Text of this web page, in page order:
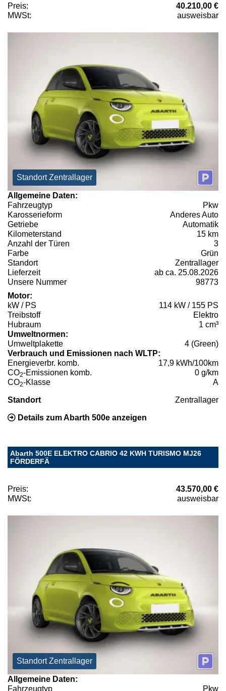
Preis:
40.210,00 €
MWSt:
ausweisbar
Standort Zentrallager
Allgemeine Daten:
Fahrzeugtyp
Pkw
Karosserieform
Anderes Auto
Getriebe
Automatik
Kilometerstand
15 km
Anzahl der Türen
3
Farbe
Grün
Standort
Zentrallager
Lieferzeit
ab ca. 25.08.2026
Unsere Nummer
98773
Motor:
kW / PS
114 kW / 155 PS
Treibstoff
Elektro
Hubraum
1 cm³
Umweltnormen:
Umweltplakette
4 (Green)
Verbrauch und Emissionen nach WLTP:
Energieverbr. komb.
17,9 kWh/100km
CO2-Emissionen komb.
0 g/km
CO2-Klasse A
Standort Zentrallager
Details zum Abarth 500e anzeigen
Abarth 500E ELEKTRO CABRIO 42 KWH TURISMO MJ26
FÖRDERFÄ
Preis:
43.570,00 €
MWSt:
ausweisbar
Standort Zentrallager
Allgemeine Daten:
Fahrzeugtyp
Pkw